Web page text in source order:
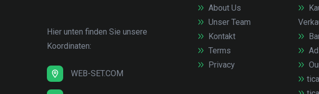
Hier unten finden Sie unsere
Koordinaten:
WEB-SET.COM
About Us
Unser Team
Kontakt
Terms
Privacy